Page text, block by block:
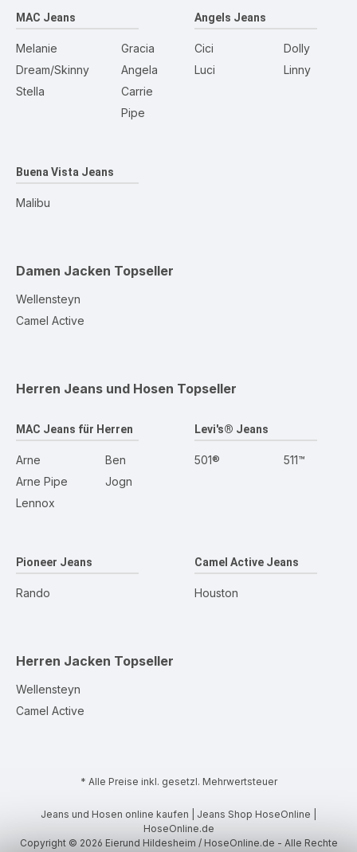
MAC Jeans
Melanie
Dream/Skinny
Stella
Gracia
Angela
Carrie
Pipe
Angels Jeans
Cici
Luci
Dolly
Linny
Buena Vista Jeans
Malibu
Damen Jacken Topseller
Wellensteyn
Camel Active
Herren Jeans und Hosen Topseller
MAC Jeans für Herren
Arne
Arne Pipe
Lennox
Ben
Jogn
Levi's® Jeans
501® 511™
Pioneer Jeans
Rando
Camel Active Jeans
Houston
Herren Jacken Topseller
Wellensteyn
Camel Active
* Alle Preise inkl. gesetzl. Mehrwertsteuer
Jeans und Hosen online kaufen | Jeans Shop HoseOnline |
HoseOnline.de
Copyright © 2026 Eierund Hildesheim / HoseOnline.de - Alle Rechte